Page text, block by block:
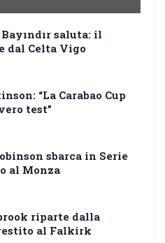
saluta: il
dal Celta Vigo
“La Carabao Cup
test”
sbarca in Serie
al Monza
riparte dalla
al Falkirk